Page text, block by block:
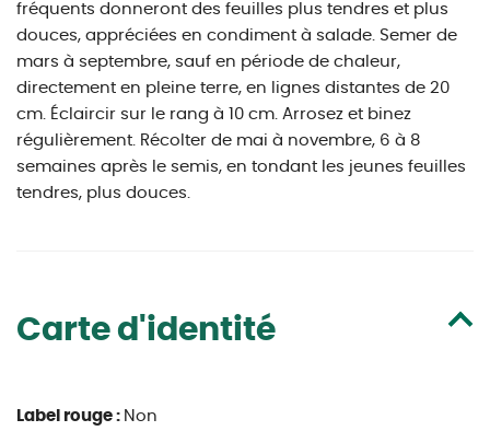
fréquents donneront des feuilles plus tendres et plus
douces, appréciées en condiment à salade. Semer de
mars à septembre, sauf en période de chaleur,
directement en pleine terre, en lignes distantes de 20
cm. Éclaircir sur le rang à 10 cm. Arrosez et binez
régulièrement. Récolter de mai à novembre, 6 à 8
semaines après le semis, en tondant les jeunes feuilles
tendres, plus douces.
Carte d'identité
Label rouge : Non